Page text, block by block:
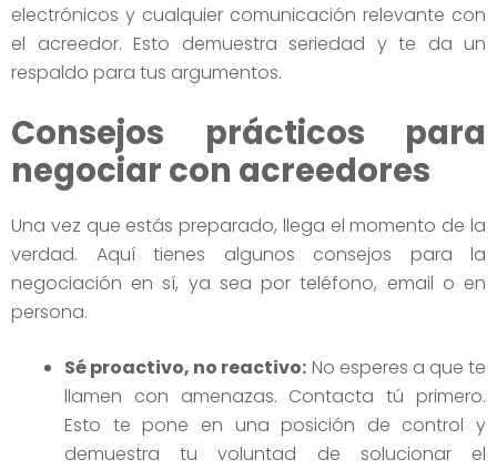
electrónicos y cualquier comunicación relevante con
el acreedor. Esto demuestra seriedad y te da un
respaldo para tus argumentos.
Consejos prácticos para
negociar con acreedores
Una vez que estás preparado, llega el momento de la
verdad. Aquí tienes algunos consejos para la
negociación en sí, ya sea por teléfono, email o en
persona.
Sé proactivo, no reactivo: No esperes a que te
llamen con amenazas. Contacta tú primero.
Esto te pone en una posición de control y
demuestra tu voluntad de solucionar el